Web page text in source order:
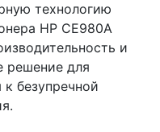
технологию
HP CE980A
и
решение для
безупречной